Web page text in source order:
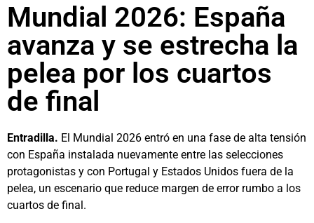
Mundial 2026: España
avanza y se estrecha la
pelea por los cuartos
de final
Entradilla. El Mundial 2026 entró en una fase de alta tensión
con España instalada nuevamente entre las selecciones
protagonistas y con Portugal y Estados Unidos fuera de la
pelea, un escenario que reduce margen de error rumbo a los
cuartos de final.